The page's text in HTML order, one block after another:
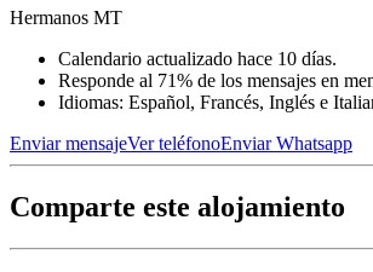
Hermanos MT
Calendario actualizado hace 10 días.
Responde al 71% de los mensajes en
Idiomas: Español, Francés, Inglés e
Enviar mensajeVer teléfonoEnviar Whatsapp
Comparte este alojamiento